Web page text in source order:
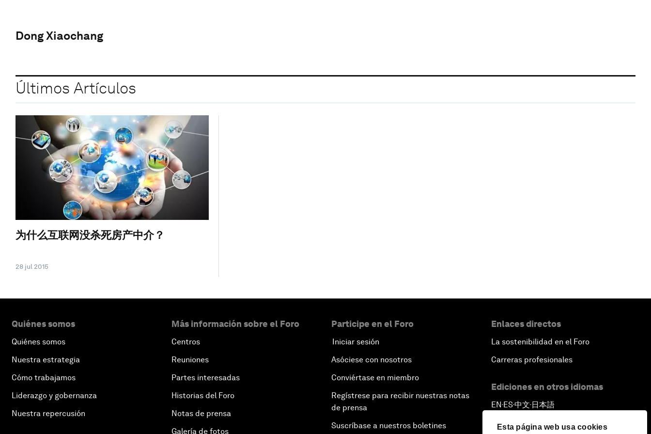
Esta página web usa cookies
Dong Xiaochang
Últimos Artículos
为什么互联网没杀死房产中介？
28 jul 2015
Quiénes somos
Quiénes somos
Nuestra estrategia
Cómo trabajamos
Liderazgo y gobernanza
Nuestra repercusión
Más información sobre el Foro
Centros
Reuniones
Partes interesadas
Historias del Foro
Notas de prensa
Galería de fotos
Participe en el Foro
Iniciar sesión
Asóciese con nosotros
Conviértase en miembro
Regístrese para recibir nuestras notas
de prensa
Suscríbase a nuestros boletines
Enlaces directos
La sostenibilidad en el Foro
Carreras profesionales
Ediciones en otros idiomas
EN ▪ES▪中文▪ 日本語